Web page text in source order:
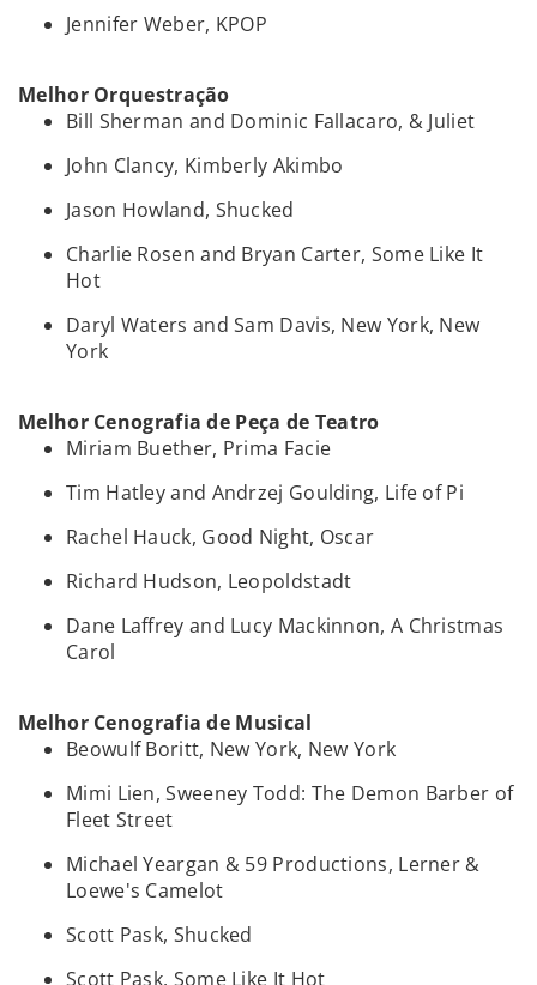
Jennifer Weber, KPOP
Melhor Orquestração
Bill Sherman and Dominic Fallacaro, & Juliet
John Clancy, Kimberly Akimbo
Jason Howland, Shucked
Charlie Rosen and Bryan Carter, Some Like It
Hot
Daryl Waters and Sam Davis, New York, New
York
Melhor Cenografia de Peça de Teatro
Miriam Buether, Prima Facie
Tim Hatley and Andrzej Goulding, Life of Pi
Rachel Hauck, Good Night, Oscar
Richard Hudson, Leopoldstadt
Dane Laffrey and Lucy Mackinnon, A Christmas
Carol
Melhor Cenografia de Musical
Beowulf Boritt, New York, New York
Mimi Lien, Sweeney Todd: The Demon Barber of
Fleet Street
Michael Yeargan & 59 Productions, Lerner &
Loewe's Camelot
Scott Pask, Shucked
Scott Pask, Some Like It Hot